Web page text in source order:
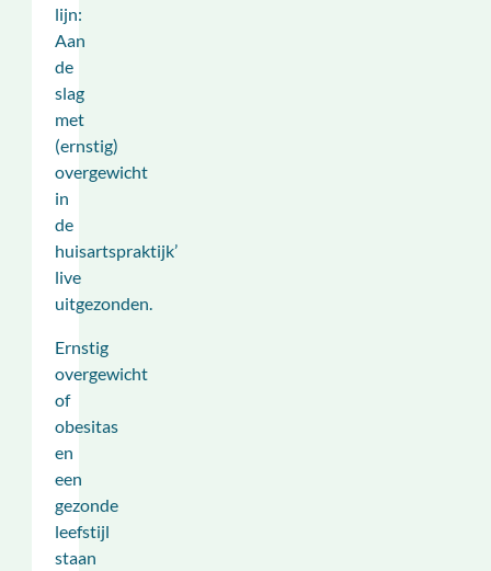
lijn:
Aan
de
slag
met
(ernstig)
overgewicht
in
de
huisartspraktijk’
live
uitgezonden.
Ernstig
overgewicht
of
obesitas
en
een
gezonde
leefstijl
staan